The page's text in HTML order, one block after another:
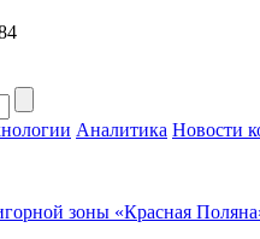
Аналитика Новости
зоны «Красная